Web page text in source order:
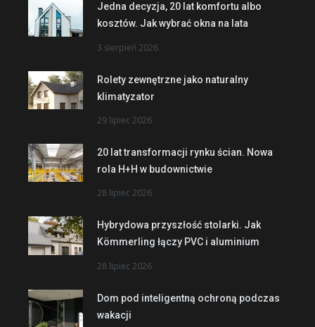
Jedna decyzja, 20 lat komfortu albo
kosztów. Jak wybrać okna na lata
3 sierpień 2026
Rolety zewnętrzne jako naturalny
klimatyzator
29 lipiec 2026
20 lat transformacji rynku ścian. Nowa
rola H+H w budownictwie
28 lipiec 2026
Hybrydowa przyszłość stolarki. Jak
Kömmerling łączy PVC i aluminium
28 lipiec 2026
Dom pod inteligentną ochroną podczas
wakacji